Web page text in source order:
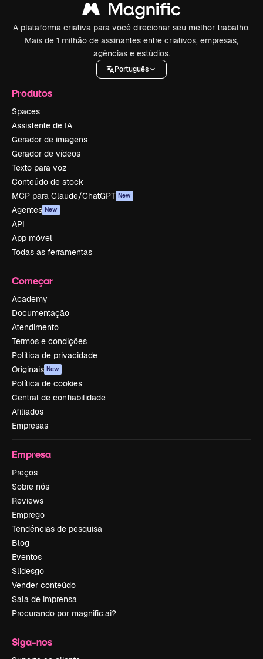
A plataforma criativa para você direcionar seu melhor trabalho.
Mais de 1 milhão de assinantes entre criativos, empresas,
agências e estúdios.
Português
Produtos
Spaces
Assistente de IA
Gerador de imagens
Gerador de vídeos
Texto para voz
Conteúdo de stock
MCP para Claude/ChatGPT New
Agentes New
API
App móvel
Todas as ferramentas
Começar
Academy
Documentação
Atendimento
Termos e condições
Política de privacidade
Originais New
Política de cookies
Central de confiabilidade
Afiliados
Empresas
Empresa
Preços
Sobre nós
Reviews
Emprego
Tendências de pesquisa
Blog
Eventos
Slidesgo
Vender conteúdo
Sala de imprensa
Procurando por magnific.ai?
Siga-nos